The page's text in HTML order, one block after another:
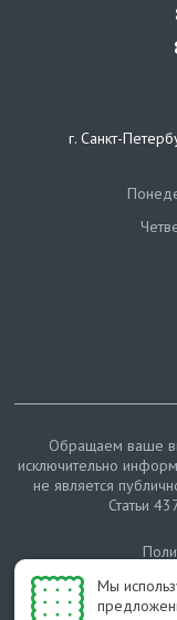
Мы
г. Санкт-
Обращаем ваше
исключительно
не является
Статьи